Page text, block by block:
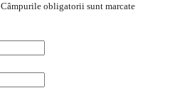
Câmpurile obligatorii sunt marcate